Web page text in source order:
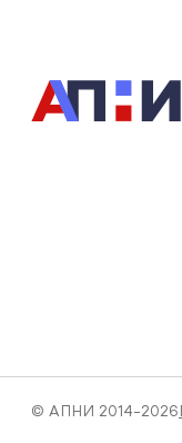
© АПНИ 2014-2026